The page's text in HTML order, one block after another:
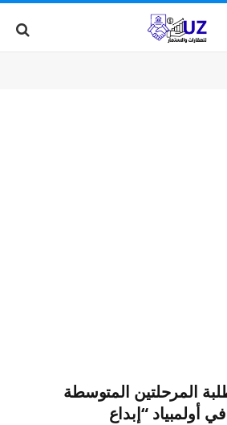
المرحلتين المتوسطة
أولمبياد “إبداع